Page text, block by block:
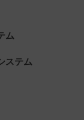
ム
ステム